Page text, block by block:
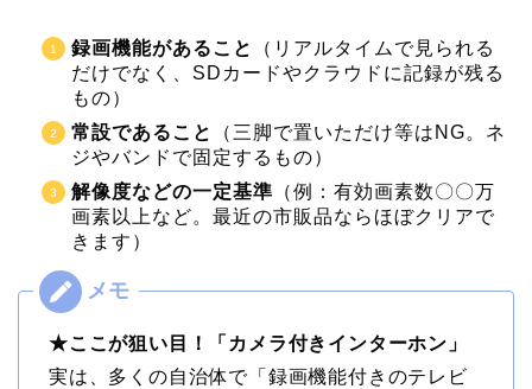
録画機能があること
（リアルタイムで見られる
だけでなく、SDカードやクラウドに記録が残る
もの）
常設であること
（三脚で置いただけ等はNG。ネ
ジやバンドで固定するもの）
解像度などの一定基準 （例：有効画素数〇〇万
画素以上など。最近の市販品ならほぼクリアで
きます）
★ここが狙い目！「カメラ付きインターホン」
実は、多くの自治体で「録画機能付きのテレビ